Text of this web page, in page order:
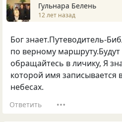
Гульнара Белень
12 лет назад
Бог знает.Путеводитель-
по верному
обращайтесь в личику, Я
которой имя записывается
небесах.
Ответить